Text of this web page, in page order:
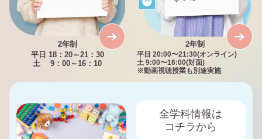
2年制
平日 18：20～21：30
土 9：00～16：10
2年制
平日 20:00〜21:30(オンライン)
土 9:00〜16:00(対面)
※動画視聴授業も別途実施
全学科情報は
コチラから